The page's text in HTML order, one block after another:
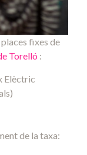
fixes de
Torelló :
Elèctric
de la taxa: